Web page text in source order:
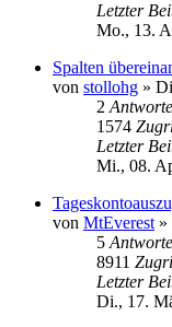
Letzter
Mo., 13.
Spalten
von stollohg »
2
1574
Letzter
Mi., 08.
von MtEverest »
5
8911
Letzter
Di., 17.